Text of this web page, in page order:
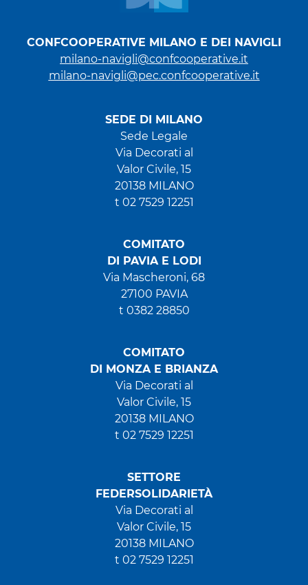
CONFCOOPERATIVE MILANO E DEI NAVIGLI
milano-navigli@confcooperative.it
milano-navigli@pec.confcooperative.it
SEDE DI MILANO
Sede Legale
Via Decorati al
Valor Civile, 15
20138 MILANO
t 02 7529 12251
COMITATO
DI PAVIA E LODI
Via Mascheroni, 68
27100 PAVIA
t 0382 28850
COMITATO
DI MONZA E BRIANZA
Via Decorati al
Valor Civile, 15
20138 MILANO
t 02 7529 12251
SETTORE
FEDERSOLIDARIETÀ
Via Decorati al
Valor Civile, 15
20138 MILANO
t 02 7529 12251